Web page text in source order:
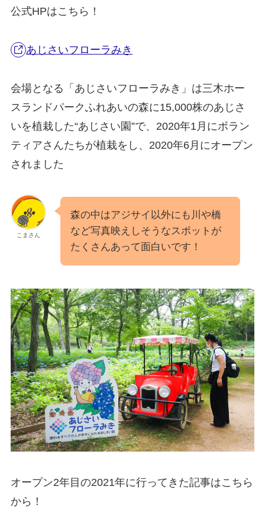
公式HPはこちら！
あじさいフローラみき
会場となる「あじさいフローラみき」は三木ホー
スランドパークふれあいの森に15,000株のあじさ
いを植栽した“あじさい園”で、2020年1月にボラン
ティアさんたちが植栽をし、2020年6月にオープン
されました
こまさん
森の中はアジサイ以外にも川や橋
など写真映えしそうなスポットが
たくさんあって面白いです！
オープン2年目の2021年に行ってきた記事はこちら
から！